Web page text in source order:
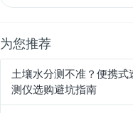
为您推荐
土壤水分测不准？便携式
测仪选购避坑指南